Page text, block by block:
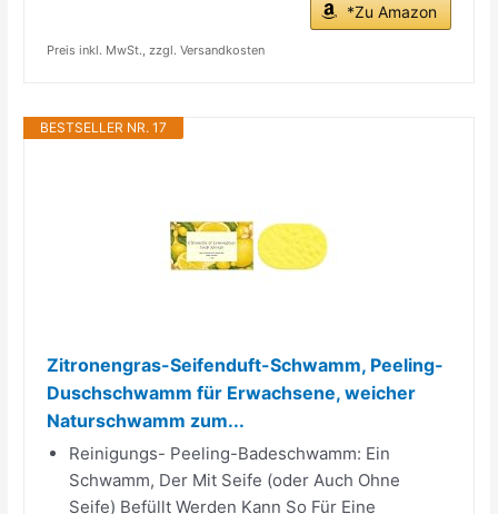
*Zu Amazon
Preis inkl. MwSt., zzgl. Versandkosten
BESTSELLER NR. 17
Zitronengras-Seifenduft-Schwamm, Peeling-
Duschschwamm für Erwachsene, weicher
Naturschwamm zum...
Reinigungs- Peeling-Badeschwamm: Ein
Schwamm, Der Mit Seife (oder Auch Ohne
Seife) Befüllt Werden Kann So Für Eine